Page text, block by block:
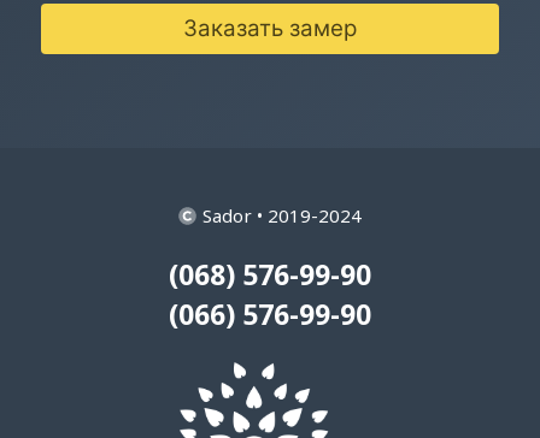
Заказать замер
Sador • 2019-2024
(068) 576-99-90
(066) 576-99-90